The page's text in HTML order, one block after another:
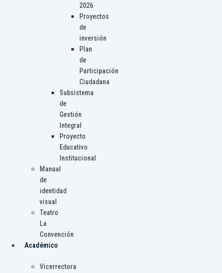
2026
Proyectos
de
inversión
Plan
de
Participación
Ciudadana
Subsistema
de
Gestión
Integral
Proyecto
Educativo
Institucional
Manual
de
identidad
visual
Teatro
La
Convención
Académico
Vicerrectora